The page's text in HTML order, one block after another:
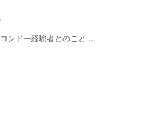
ンドー経験者とのこと ...